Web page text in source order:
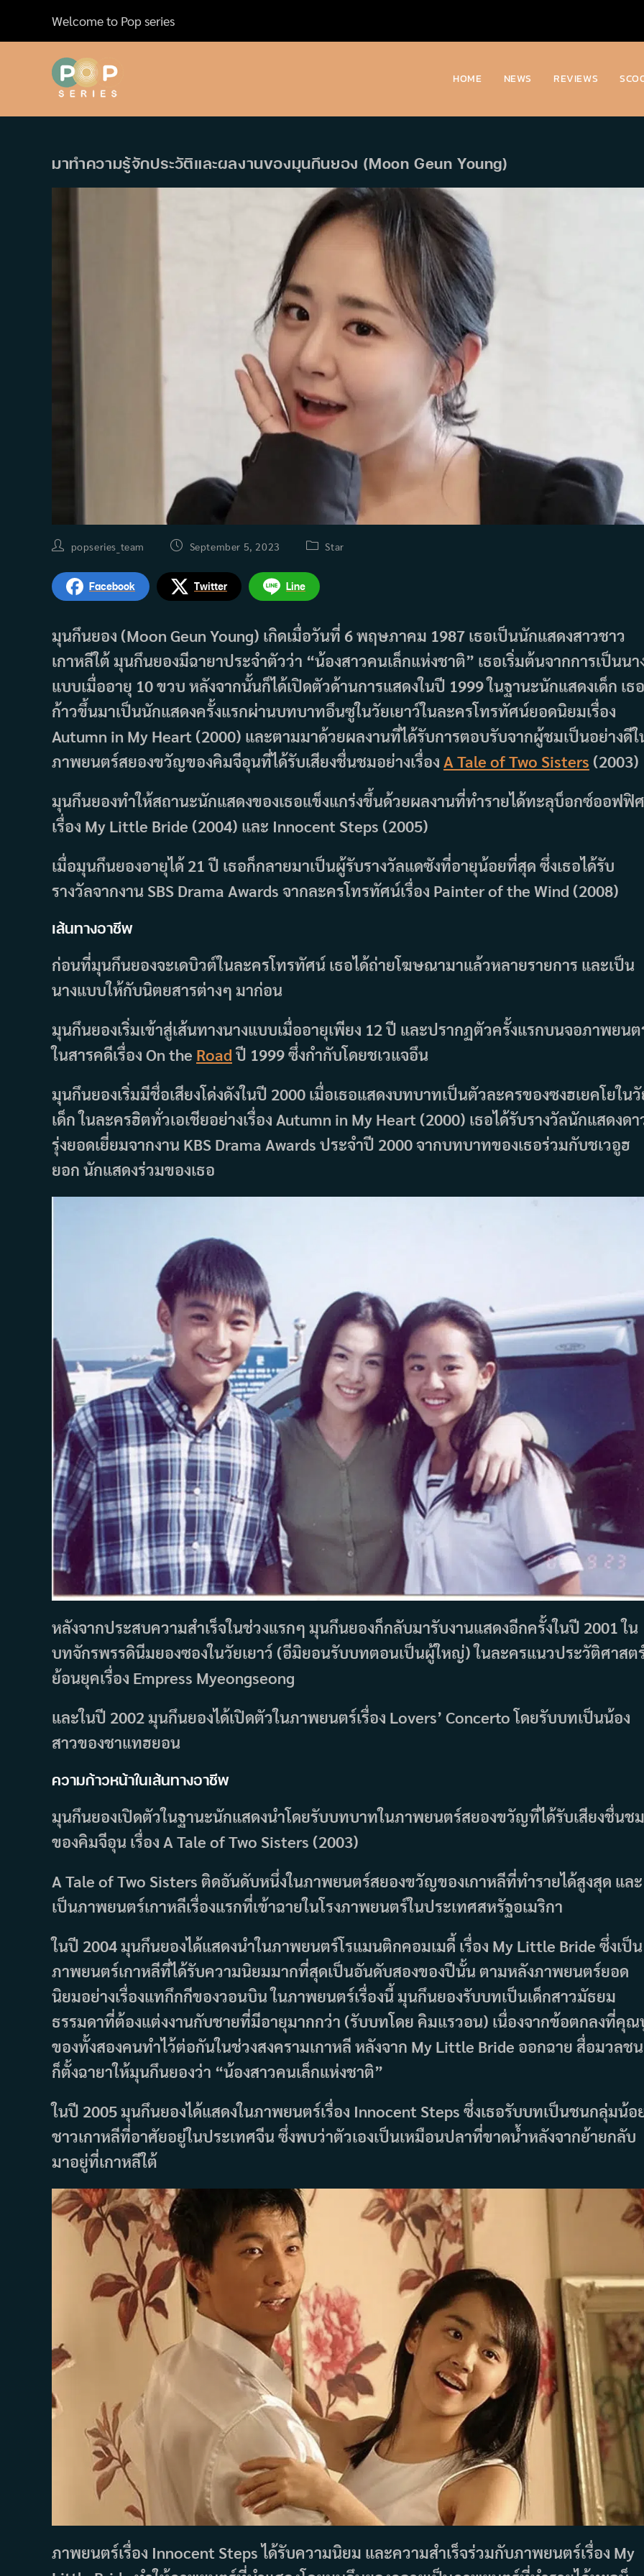
content
Welcome to Pop series
HOME NEWS REVIEWS
มาทำความรู้จักประวัติและผลงานของมุนกึนยอง (Moon Geun Young)
Postpopseries_team
PostSeptember 5, 2023
PostStar
Facebook Twitter Line
มุนกึนยอง (Moon Geun Young) เกิดเมื่อวันที่ 6 พฤษภาคม 1987 เธอเป็นนักแสดงสาวชาว
เกาหลีใต้ มุนกึนยองมีฉายาประจำตัวว่า “น้องสาวคนเล็กแห่งชาติ” เธอเริ่มต้นจากการเป็นนา
แบบเมื่ออายุ 10 ขวบ หลังจากนั้นก็ได้เปิดตัวด้านการแสดงในปี 1999 ในฐานะนักแสดงเด็ก เธอ
ก้าวขึ้นมาเป็นนักแสดงครั้งแรกผ่านบทบาทอึนซูในวัยเยาว์ในละครโทรทัศน์ยอดนิยมเรื่อง
Autumn in My Heart (2000) และตามมาด้วยผลงานที่ได้รับการตอบรับจากผู้ชมเป็นอย่างดีใ
ภาพยนตร์สยองขวัญของคิมจีอุนที่ได้รับเสียงชื่นชมอย่างเรื่อง A Tale of Two Sisters (2003)
มุนกึนยองทำให้สถานะนักแสดงของเธอแข็งแกร่งขึ้นด้วยผลงานที่ทำรายได้ทะลุบ็อกซ์ออฟฟิศ
เรื่อง My Little Bride (2004) และ Innocent Steps (2005)
เมื่อมุนกึนยองอายุได้ 21 ปี เธอก็กลายมาเป็นผู้รับรางวัลแดซังที่อายุน้อยที่สุด ซึ่งเธอได้รับ
รางวัลจากงาน SBS Drama Awards จากละครโทรทัศน์เรื่อง Painter of the Wind (2008)
เส้นทางอาชีพ
ก่อนที่มุนกึนยองจะเดบิวต์ในละครโทรทัศน์ เธอได้ถ่ายโฆษณามาแล้วหลายรายการ และเป็น
นางแบบให้กับนิตยสารต่างๆ มาก่อน
มุนกึนยองเริ่มเข้าสู่เส้นทางนางแบบเมื่ออายุเพียง 12 ปี และปรากฏตัวครั้งแรกบนจอภาพยนต
ในสารคดีเรื่อง On the Roadปี 1999 ซึ่งกำกับโดยชเวแจอึน
มุนกึนยองเริ่มมีชื่อเสียงโด่งดังในปี 2000 เมื่อเธอแสดงบทบาทเป็นตัวละครของซงฮเยคโยใน
เด็ก ในละครฮิตทั่วเอเชียอย่างเรื่อง Autumn in My Heart (2000) เธอได้รับรางวัลนักแสดงดา
รุ่งยอดเยี่ยมจากงาน KBS Drama Awards ประจำปี 2000 จากบทบาทของเธอร่วมกับชเวอูฮ
ยอก นักแสดงร่วมของเธอ
หลังจากประสบความสำเร็จในช่วงแรกๆ มุนกึนยองก็กลับมารับงานแสดงอีกครั้งในปี 2001 ใน
บทจักรพรรดินีมยองซองในวัยเยาว์ (อีมิยอนรับบทตอนเป็นผู้ใหญ่) ในละครแนวประวัติศาสต
ย้อนยุคเรื่อง Empress Myeongseong
และในปี 2002 มุนกึนยองได้เปิดตัวในภาพยนตร์เรื่อง Lovers’ Concerto โดยรับบทเป็นน้อง
สาวของชาแทฮยอน
ความก้าวหน้าในเส้นทางอาชีพ
มุนกึนยองเปิดตัวในฐานะนักแสดงนำโดยรับบทบาทในภาพยนตร์สยองขวัญที่ได้รับเสียงชื่นชม
ของคิมจีอุน เรื่อง A Tale of Two Sisters (2003)
A Tale of Two Sisters ติดอันดับหนึ่งในภาพยนตร์สยองขวัญของเกาหลีที่ทำรายได้สูงสุด และ
เป็นภาพยนตร์เกาหลีเรื่องแรกที่เข้าฉายในโรงภาพยนตร์ในประเทศสหรัฐอเมริกา
ในปี 2004 มุนกึนยองได้แสดงนำในภาพยนตร์โรแมนติกคอมเมดี้ เรื่อง My Little Bride ซึ่งเป็น
ภาพยนตร์เกาหลีที่ได้รับความนิยมมากที่สุดเป็นอันดับสองของปีนั้น ตามหลังภาพยนตร์ยอด
นิยมอย่างเรื่องแทกึกกีของวอนบิน ในภาพยนตร์เรื่องนี้ มุนกึนยองรับบทเป็นเด็กสาวมัธยม
ธรรมดาที่ต้องแต่งงานกับชายที่มีอายุมากกว่า (รับบทโดย คิมแรวอน) เนื่องจากข้อตกลงที่คุ
ของทั้งสองคนทำไว้ต่อกันในช่วงสงครามเกาหลี หลังจาก My Little Bride ออกฉาย สื่อมวลชน
ก็ตั้งฉายาให้มุนกึนยองว่า “น้องสาวคนเล็กแห่งชาติ”
ในปี 2005 มุนกึนยองได้แสดงในภาพยนตร์เรื่อง Innocent Steps ซึ่งเธอรับบทเป็นชนกลุ่มน้อ
ชาวเกาหลีที่อาศัยอยู่ในประเทศจีน ซึ่งพบว่าตัวเองเป็นเหมือนปลาที่ขาดน้ำหลังจากย้ายกลับ
มาอยู่ที่เกาหลีใต้
ภาพยนตร์เรื่อง Innocent Steps ได้รับความนิยม และความสำเร็จร่วมกับภาพยนตร์เรื่อง My